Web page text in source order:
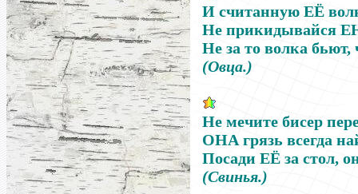
И считанную ЕЁ
Не прикидывайся
Не за то волка бьют,
(Овца.)
Не мечите бисер
ОНА грязь всегда
Посади ЕЁ за стол,
(Свинья.)